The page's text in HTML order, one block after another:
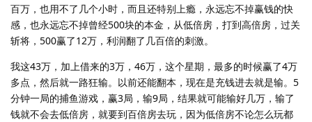
百万，也用不了几个小时，而且还特别上瘾，永远忘不掉赢钱的快
感，也永远忘不掉曾经500块的本金，从低倍房，打到高倍房，过关
斩将，500赢了12万，利润翻了几百倍的刺激。
我这43万，加上借来的3万，46万，这个星期，最多的时候赢了4万
多点，然后就一路狂输。以前还能翻本，现在是充钱进去就是输。5
分钟一局的捕鱼游戏，赢3局，输9局，结果就可能输好几万，输了
钱就不会去低倍房，就要到百倍房去玩，因为低倍房不论怎么玩都